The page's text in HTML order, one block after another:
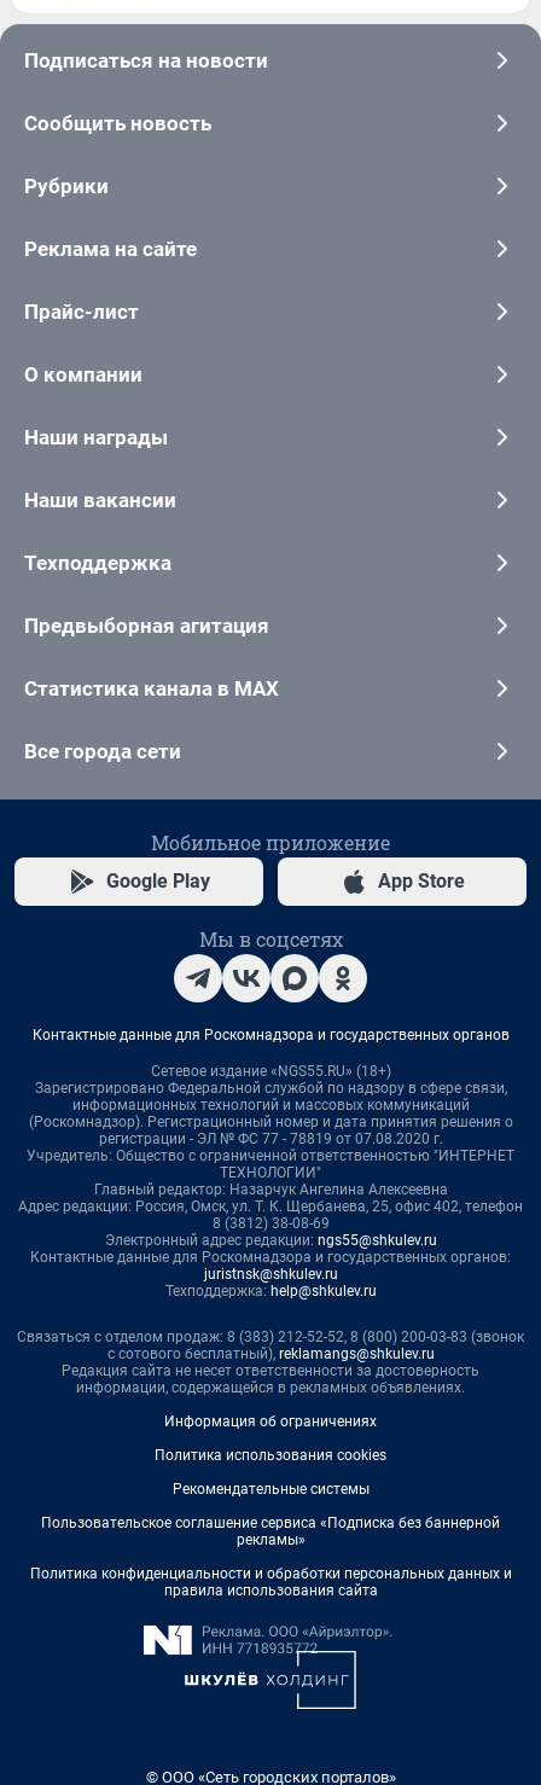
Подписаться на новости
Сообщить новость
Рубрики
Реклама на сайте
Прайс-лист
О компании
Наши награды
Наши вакансии
Техподдержка
Предвыборная агитация
Статистика канала в MAX
Все города сети
Мобильное приложение
Google Play App Store
Мы в соцсетях
Контактные данные для Роскомнадзора и государственных органов
Сетевое издание «NGS55.RU» (18+)
Зарегистрировано Федеральной службой по надзору в сфере связи,
информационных технологий и массовых коммуникаций
(Роскомнадзор). Регистрационный номер и дата принятия решения о
регистрации - ЭЛ № ФС 77 - 78819 от 07.08.2020 г.
Учредитель: Общество с ограниченной ответственностью "ИНТЕРНЕТ
ТЕХНОЛОГИИ"
Главный редактор: Назарчук Ангелина Алексеевна
Адрес редакции: Россия, Омск, ул. Т. К. Щербанева, 25, офис 402, телефон
8 (3812) 38-08-69
Электронный адрес редакции: ngs55@shkulev.ru
Контактные данные для Роскомнадзора и государственных органов:
juristnsk@shkulev.ru
Техподдержка: help@shkulev.ru
Связаться с отделом продаж: 8 (383) 212-52-52, 8 (800) 200-03-83 (звонок
с сотового бесплатный), reklamangs@shkulev.ru
Редакция сайта не несет ответственности за достоверность
информации, содержащейся в рекламных объявлениях.
Информация об ограничениях
Политика использования cookies
Рекомендательные системы
Пользовательское соглашение сервиса «Подписка без баннерной
рекламы»
Политика конфиденциальности и обработки персональных данных и
правила использования сайта
© ООО «Сеть городских порталов»